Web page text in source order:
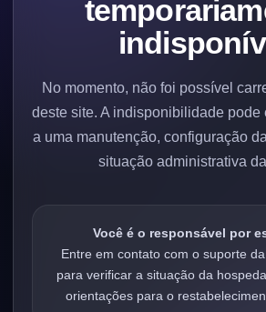
No momento, não foi possível
deste site. A indisponibilidade pode
a uma manutenção, configuração
situação administrativa
Você é o responsável por
Entre em contato com o suporte
para verificar a situação da
orientações para o